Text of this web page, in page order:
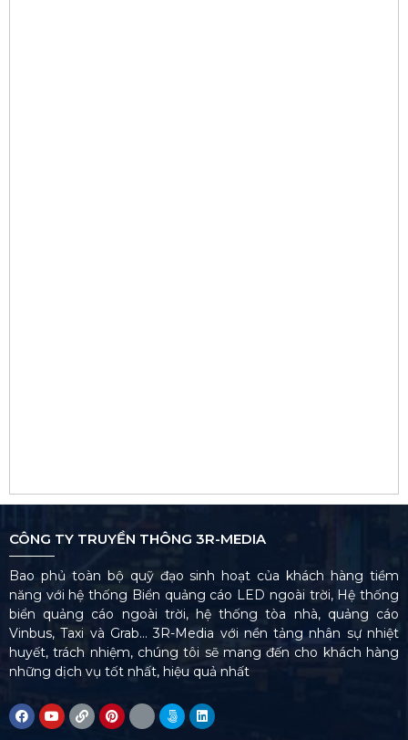
CÔNG TY TRUYỀN THÔNG 3R-MEDIA
Bao phủ toàn bộ quỹ đạo sinh hoạt của khách hàng tiềm
năng với hệ thống Biển quảng cáo LED ngoài trời, Hệ thống
biển quảng cáo ngoài trời, hệ thống tòa nhà, quảng cáo
Vinbus, Taxi và Grab… 3R-Media với nền tảng nhân sự nhiệt
huyết, trách nhiệm, chúng tôi sẽ mang đến cho khách hàng
những dịch vụ tốt nhất, hiệu quả nhất